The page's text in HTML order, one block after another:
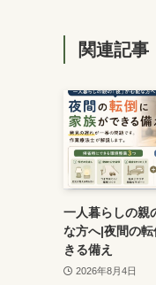
関連記事
一人暮らしの親
な方へ|夜間の
きる備え
2026年8月4日